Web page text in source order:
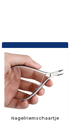
Nagelriemschaartje